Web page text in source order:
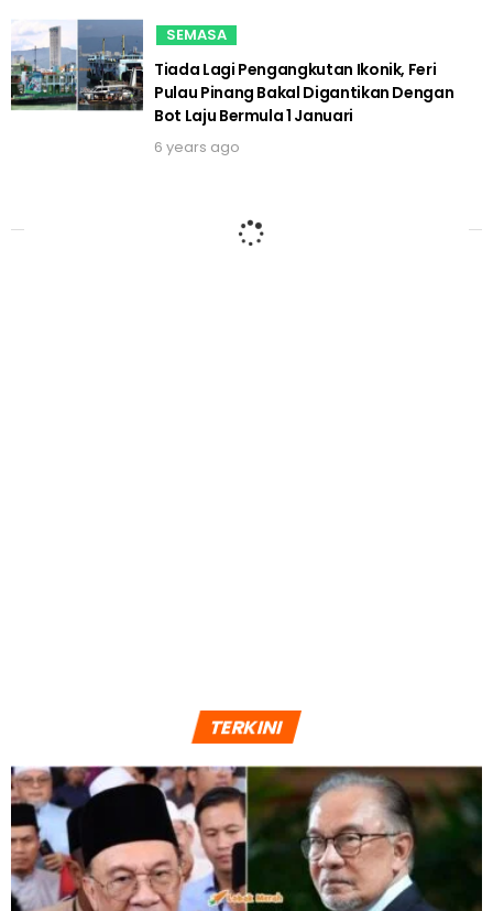
SEMASA
Tiada Lagi Pengangkutan Ikonik, Feri
Pulau Pinang Bakal Digantikan Dengan
Bot Laju Bermula 1 Januari
6 years ago
BERITA SOSIAL
BERITA SOSIAL
“Pergi 7 buah hospital tapi semuanya tolak”- Ibu Hamil 9